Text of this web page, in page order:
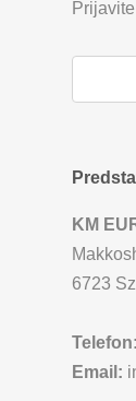
KM
6723
Telefon:
Email: